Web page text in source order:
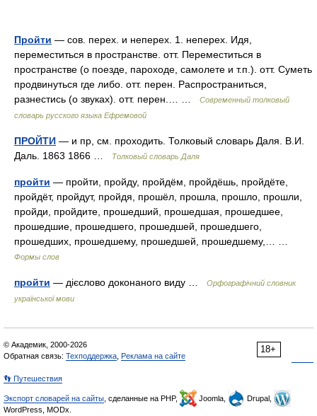
Пройти — сов. перех. и неперех. 1. неперех. Идя,
переместиться в пространстве. отт. Переместиться в
пространстве (о поезде, пароходе, самолете и т.п.). отт. Суметь
продвинуться где либо. отт. перен. Распространиться,
разнестись (о звуках). отт. перен.… …
Современный толковый
словарь русского языка Ефремовой
ПРОЙТИ — и пр, см. проходить. Толковый словарь Даля. В.И.
Даль. 1863 1866 …
Толковый словарь Даля
пройти — пройти, пройду, пройдём, пройдёшь, пройдёте,
пройдёт, пройдут, пройдя, прошёл, прошла, прошло, прошли,
пройди, пройдите, прошедший, прошедшая, прошедшее,
прошедшие, прошедшего, прошедшей, прошедшего,
прошедших, прошедшему, прошедшей, прошедшему,… …
Формы слов
пройти — дієслово доконаного виду …
Орфографічний словник
української мови
18+
© Академик, 2000-2026
Обратная связь: Техподдержка Реклама на сайте
👣 Путешествия
Экспорт словарей на сайты , сделанные на PHP, Joomla,
Drupal,
WordPress, MODx.